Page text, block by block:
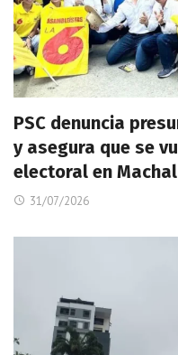
PSC denuncia
y asegura que se
electoral en
31/07/2026